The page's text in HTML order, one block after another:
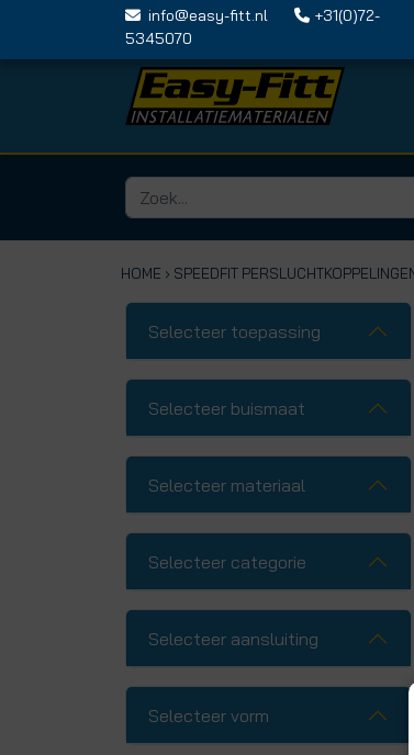
info@easy-fitt.nl
+31(0)72-
5345070
HOME › SPEEDFIT
Selecteer toepassing
Selecteer buismaat
Selecteer materiaal
Selecteer categorie
Selecteer aansluiting
Selecteer vorm